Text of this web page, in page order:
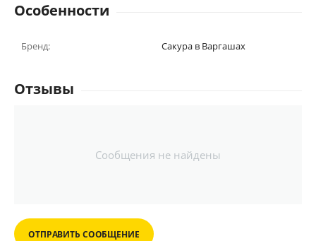
Особенности
Бренд: Сакура в Варгашах
Отзывы
Сообщения не найдены
ОТПРАВИТЬ СООБЩЕНИЕ